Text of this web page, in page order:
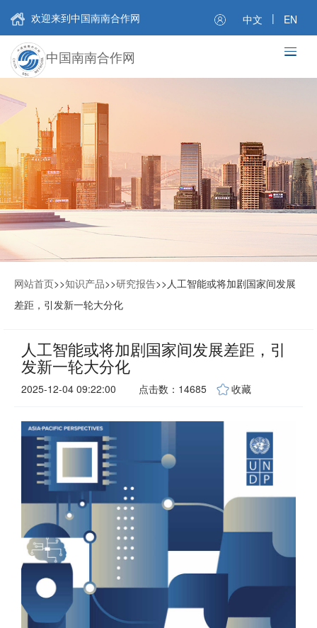
欢迎来到中国南南合作网 中文 | EN
中国南南合作网
网站首页>>知识产品>>研究报告>>人工智能或将加剧国家间发展
差距，引发新一轮大分化
人工智能或将加剧国家间发展差距，引
发新一轮大分化
2025-12-04 09:22:00 点击数：14685 收藏